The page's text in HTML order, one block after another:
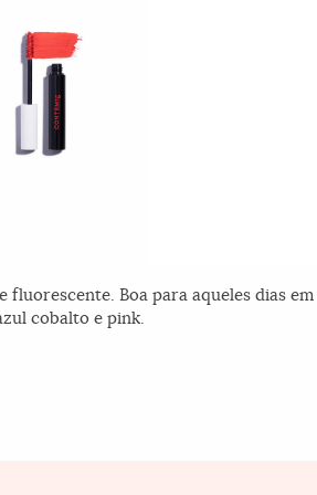
Boa para aqueles dias
cobalto e pink.